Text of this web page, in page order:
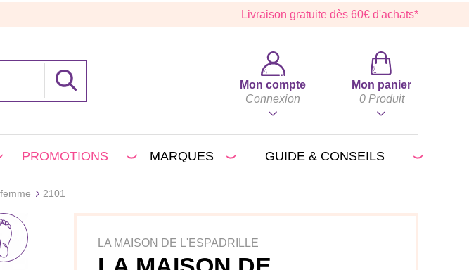
Livraison gratuite dès 60€ d'achats*
Mon compte
Connexion
Mon panier
0 Produit
PROMOTIONS MARQUES GUIDE & CONSEILS
2101
LA MAISON DE L'ESPADRILLE